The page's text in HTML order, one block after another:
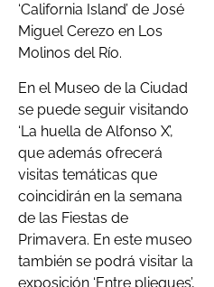
‘California Island’ de José
Miguel Cerezo en Los
Molinos del Río.
En el Museo de la Ciudad
se puede seguir visitando
‘La huella de Alfonso X’,
que además ofrecerá
visitas temáticas que
coincidirán en la semana
de las Fiestas de
Primavera. En este museo
también se podrá visitar la
exposición ‘Entre pliegues’,